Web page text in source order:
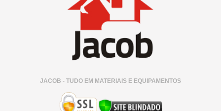
JACOB - TUDO EM MATERIAIS E EQUIPAMENTOS